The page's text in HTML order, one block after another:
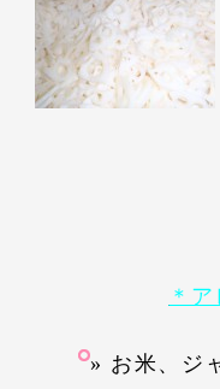
＊
お米、ジ